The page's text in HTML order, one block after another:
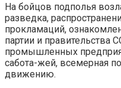
На бойцов подполья
разведка,
прокламаций,
партии и правительства
промышленных
сабота-жей, всемерная
движению.